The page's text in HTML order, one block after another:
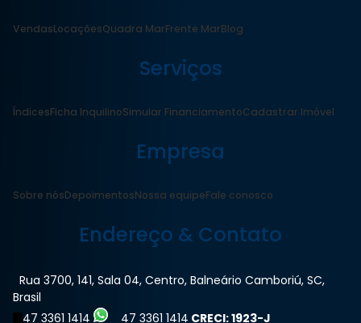
VendasLocaçõesQuadra MarFrente MarBlog
Serviços
ÍndicesFicha InquilinoSimular FinanciamentoCadastrar Imóvel
Empresa
Sobre nósDepoimentosNossa equipeFale conosco
Endereço & Contato
Rua 3700, 141, Sala 04, Centro, Balneário Camboriú, SC,
Brasil
47 3361 1414
47 3361 1414 CRECI: 1923-J